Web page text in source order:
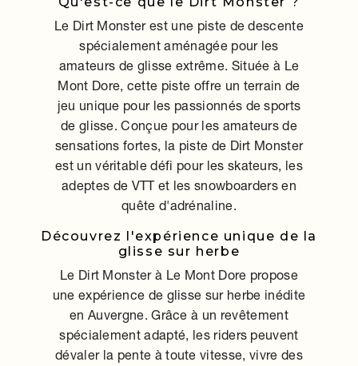
Le Dirt Monster est une piste de descente
spécialement aménagée pour les
amateurs de glisse extrême. Située à Le
Mont Dore, cette piste offre un terrain de
jeu unique pour les passionnés de sports
de glisse. Conçue pour les amateurs de
sensations fortes, la piste de Dirt Monster
est un véritable défi pour les skateurs, les
adeptes de VTT et les snowboarders en
quête d'adrénaline.
Découvrez l'expérience unique de la
glisse sur herbe
Le Dirt Monster à Le Mont Dore propose
une expérience de glisse sur herbe inédite
en Auvergne. Grâce à un revêtement
spécialement adapté, les riders peuvent
dévaler la pente à toute vitesse, vivre des